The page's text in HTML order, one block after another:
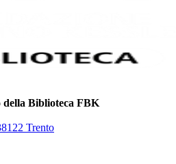
della Biblioteca FBK
Trento